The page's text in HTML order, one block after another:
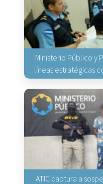
Ministerio Público y
líneas estratégicas
ATIC captura a